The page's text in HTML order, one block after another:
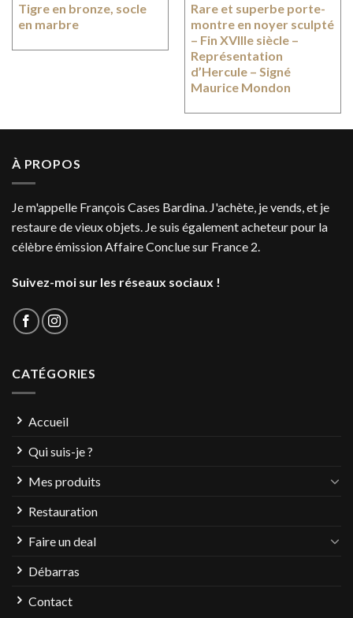
Tigre en bronze, socle
en marbre
Rare et superbe porte-
montre en noyer sculpté
– Fin XVIIIe siècle –
Représentation
d’Hercule – Signé
Maurice Mondon
À PROPOS
Je m'appelle François Cases Bardina. J'achète, je vends, et je
restaure de vieux objets. Je suis également acheteur pour la
célèbre émission Affaire Conclue sur France 2.
Suivez-moi sur les réseaux sociaux !
CATÉGORIES
Accueil
Qui suis-je ?
Mes produits
Restauration
Faire un deal
Débarras
Contact